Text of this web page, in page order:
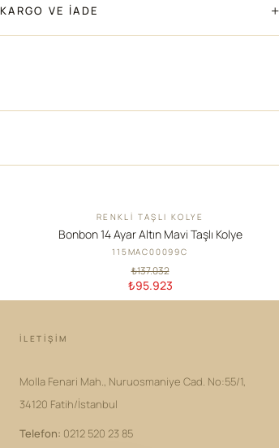
KARGO VE İADE +
RENKLI TAŞLI KOLYE
Bonbon 14 Ayar Altın Mavi Taşlı Kolye
115MAC00099C
₺137.032
₺95.923
İLETIŞIM
Molla Fenari Mah., Nuruosmaniye Cad. No:55/1,
34120 Fatih/İstanbul
Telefon: 0212 520 23 85